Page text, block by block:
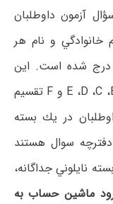
آزﻣﻮن داوﻃﻠﺒﺎن
و ﻧﺎم ﻫﺮ
درج شده اﺳﺖ. اﻳﻦ
دﻓﺘﺮﭼﻪﻫﺎ دارای ﺗﻨﻮع ﺑﻮده و در اﻧﻮاع E ،D ،C ،B ،A و F ﺗﻘﺴﻴﻢ
در ﻳﻚ ﺑﺴﺘﻪ
ﺳﻮال هستند
دو (۲) در ﻳﻚ ﺑﺴﺘﻪ ﻧﺎﻳﻠﻮﻧﻲ ﺟﺪاﮔﺎﻧﻪ،
ماشین حساب به